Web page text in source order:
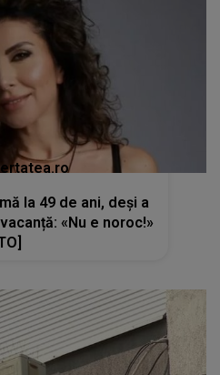
la 49 de ani, deși a
«Nu e noroc!»
îi determină pe